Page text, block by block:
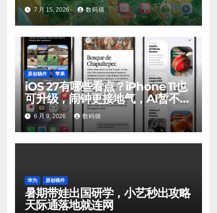
7 月 15, 2026 数码猫
原创稿件 苹果
iOS 27有哪些看点？iPhone 11也
可升级，闹钟更接地气，AI暂不支
持6 月 9, 2026 数码猫
华为 原创稿件
暑期带娃出国研学，小艺秒出攻略
天际通落地就连网